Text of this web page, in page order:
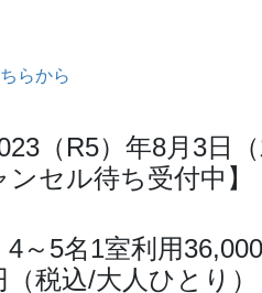
らから
（R5）年8月3
セル待ち受付中】
4～5名1室利用
（税込/大人ひとり